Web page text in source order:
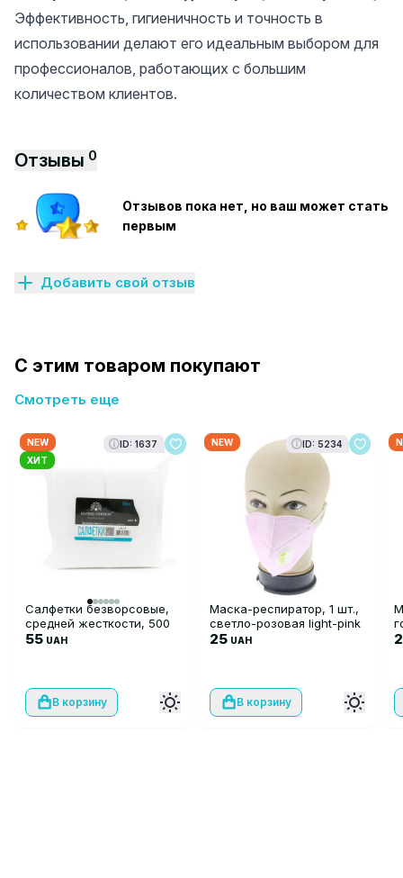
Эффективность, гигиеничность и точность в
использовании делают его идеальным выбором для
профессионалов, работающих с большим
количеством клиентов.
Отзывы 0
Отзывов пока нет, но ваш может стать
первым
Добавить свой отзыв
С этим товаром покупают
Смотреть еще
NEW
ХИТ
ID: 1637
Салфетки безворсовые,
средней жесткости, 500
шт
55 UAH
В корзину
NEW ID: 5234
Маска-респиратор, 1 шт.,
светло-розовая light-pink
25 UAH
В корзину